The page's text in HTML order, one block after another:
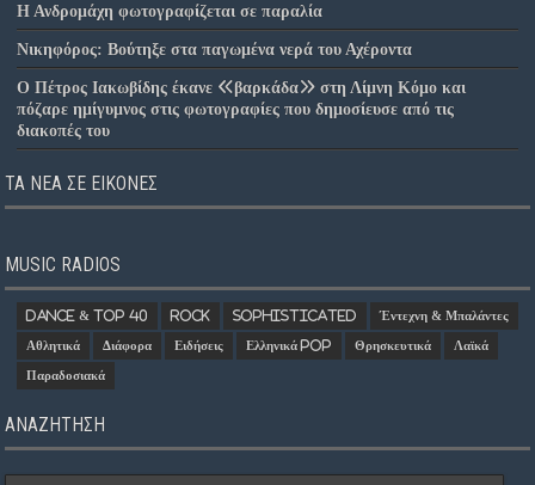
Η Ανδρομάχη φωτογραφίζεται σε παραλία
Νικηφόρος: Βούτηξε στα παγωμένα νερά του Αχέροντα
Ο Πέτρος Ιακωβίδης έκανε «βαρκάδα» στη Λίμνη Κόμο και
πόζαρε ημίγυμνος στις φωτογραφίες που δημοσίευσε από τις
διακοπές του
ΤΑ ΝΈΑ ΣΕ ΕΙΚΌΝΕΣ
MUSIC RADIOS
Dance & Top 40 Rock Sophisticated Έντεχνη & Μπαλάντες
Αθλητικά Διάφορα Ειδήσεις Ελληνικά Pop Θρησκευτικά Λαϊκά
Παραδοσιακά
ΑΝΑΖΗΤΗΣΗ